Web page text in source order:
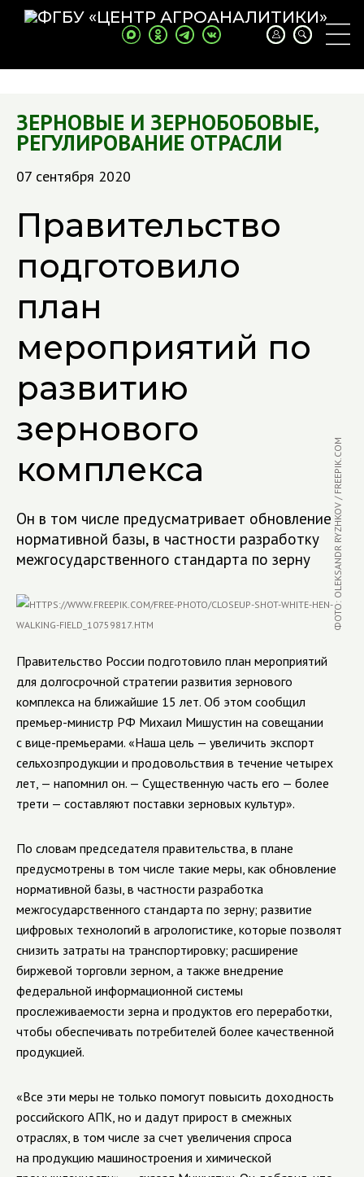
ЗЕРНОВЫЕ И ЗЕРНОБОБОВЫЕ,
РЕГУЛИРОВАНИЕ ОТРАСЛИ
07 сентября 2020
Правительство
подготовило
план
мероприятий по
развитию
зернового
комплекса
Он в том числе предусматривает обновление
нормативной базы, в частности разработку
межгосударственного стандарта по зерну
ФОТО: OLEKSANDR RYZHKOV / FREEPIK.COM
Правительство России подготовило план мероприятий
для долгосрочной стратегии развития зернового
комплекса на ближайшие 15 лет. Об этом сообщил
премьер-министр РФ Михаил Мишустин на совещании
с вице-премьерами. «Наша цель — увеличить экспорт
сельхозпродукции и продовольствия в течение четырех
лет, — напомнил он. — Существенную часть его — более
трети — составляют поставки зерновых культур».
По словам председателя правительства, в плане
предусмотрены в том числе такие меры, как обновление
нормативной базы, в частности разработка
межгосударственного стандарта по зерну; развитие
цифровых технологий в агрологистике, которые позволят
снизить затраты на транспортировку; расширение
биржевой торговли зерном, а также внедрение
федеральной информационной системы
прослеживаемости зерна и продуктов его переработки,
чтобы обеспечивать потребителей более качественной
продукцией.
«Все эти меры не только помогут повысить доходность
российского АПК, но и дадут прирост в смежных
отраслях, в том числе за счет увеличения спроса
на продукцию машиностроения и химической